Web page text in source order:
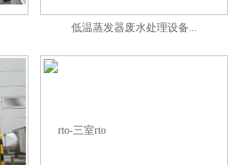
低温蒸发器废水处理设备...